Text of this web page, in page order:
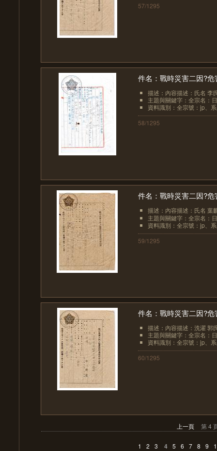
57/1295
件名：戰時災害二因?
描述：內容描述：氏名 李
主題與關鍵字：全宗名：
資料識別：全宗號：jp、
58/1295
件名：戰時災害二因?
描述：內容描述：氏名 葉
主題與關鍵字：全宗名：
資料識別：全宗號：jp、
59/1295
件名：戰時災害二因?
描述：內容描述：洗濯 郭
主題與關鍵字：全宗名：
資料識別：全宗號：jp、
60/1295
上一頁 第 4
1 2 3 4 5 6 7 8 9